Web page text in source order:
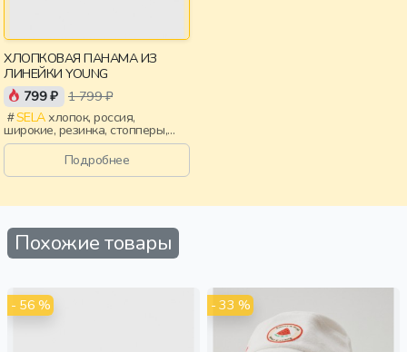
ХЛОПКОВАЯ ПАНАМА ИЗ
ЛИНЕЙКИ YOUNG
799 ₽ 1 799 ₽
SELAхлопок, россия,
широкие, резинка, стопперы,
девочки, старшеклассники,
Подробнее
Похожие товары
- 56 % - 33 %